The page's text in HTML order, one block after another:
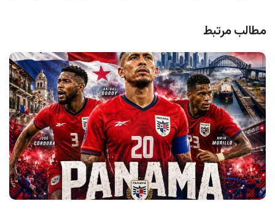
مطالب مرتبط